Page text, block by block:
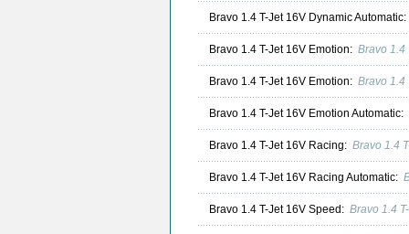
Bravo 1.4 T-Jet 16V Dynamic
Bravo 1.4 T-Jet 16V Emotion: Bravo 1.4
Bravo 1.4 T-Jet 16V Emotion: Bravo 1.4
Bravo 1.4 T-Jet 16V Emotion Automatic:
Bravo 1.4 T-Jet 16V Racing: Bravo 1.4
Bravo 1.4 T-Jet 16V Racing Automatic:
Bravo 1.4 T-Jet 16V Speed: Bravo 1.4